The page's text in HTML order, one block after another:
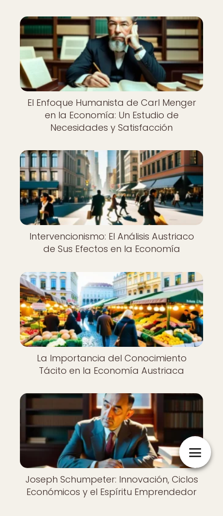
El Enfoque Humanista de Carl Menger
en la Economía: Un Estudio de
Necesidades y Satisfacción
Intervencionismo: El Análisis Austriaco
de Sus Efectos en la Economía
La Importancia del Conocimiento
Tácito en la Economía Austriaca
Joseph Schumpeter: Innovación, Ciclos
Económicos y el Espíritu Emprendedor